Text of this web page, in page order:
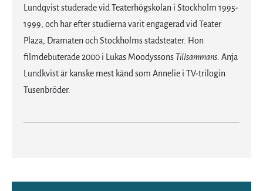
Lundqvist studerade vid Teaterhögskolan i Stockholm 1995-
1999, och har efter studierna varit engagerad vid Teater
Plaza, Dramaten och Stockholms stadsteater. Hon
filmdebuterade 2000 i Lukas Moodyssons Tillsammans. Anja
Lundkvist är kanske mest känd som Annelie i TV-trilogin
Tusenbröder.